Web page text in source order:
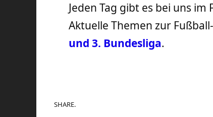
Jeden Tag gibt es bei uns im
Aktuelle Themen zur Fußball-
und 3. Bundesliga.
SHARE.